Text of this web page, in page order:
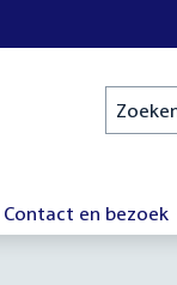
Zoeken
Contact en bezoek